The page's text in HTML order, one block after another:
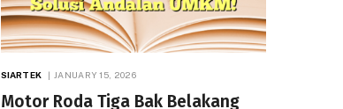
SIARTEK JANUARY 15, 2026
Motor Roda Tiga Bak Belakang